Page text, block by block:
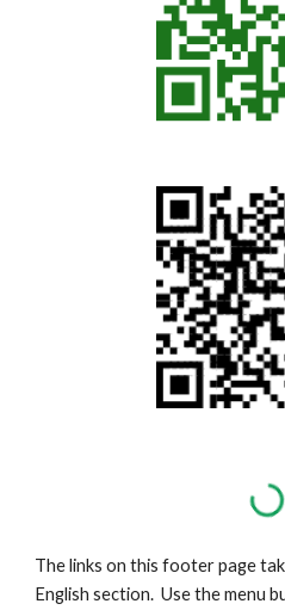
The links on this footer page
English section. Use the menu